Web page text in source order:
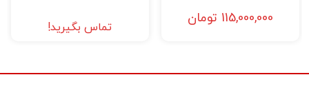
1053 نقطه قابل انتخاب که کل میدان دید را
پوشش می‌دهد، ارائه دهد. این سیستم فوکوس
برای ردیابی سوژه بهبود یافته و همچنین تشخیص
115,000,000 تومان
تماس بگیرید!